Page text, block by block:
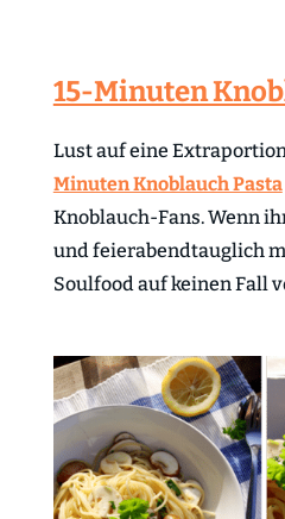
15-Minuten
Lust auf eine
Minuten Knoblauch Pasta
Knoblauch-Fans. Wenn
und feierabendtauglich
Soulfood auf keinen Fall